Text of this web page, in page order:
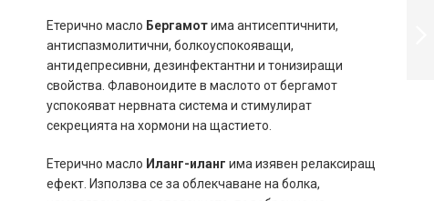
Етерично масло Бергамотима антисептичнити,
антиспазмолитични, болкоуспокояващи,
антидепресивни, дезинфектантни и тонизиращи
свойства. Флавоноидите в маслото от бергамот
успокояват нервната система и стимулират
секрецията на хормони на щастието.
Етерично масло Иланг-иланг има изявен релаксиращ
ефект. Използва се за облекчаване на болка,
МАСЛА ПРИ
RELIEVE ANXIETY
10МЛ
ПРОДЪЛЖИ